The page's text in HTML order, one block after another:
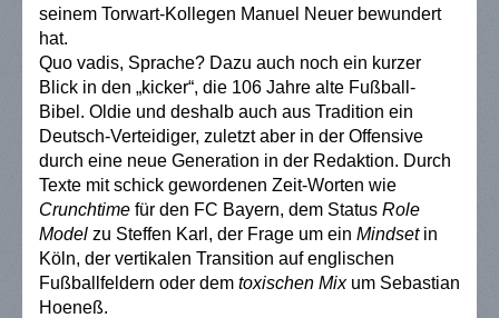
seinem Torwart-Kollegen Manuel Neuer bewundert
hat.
Quo vadis, Sprache? Dazu auch noch ein kurzer
Blick in den „kicker“, die 106 Jahre alte Fußball-
Bibel. Oldie und deshalb auch aus Tradition ein
Deutsch-Verteidiger, zuletzt aber in der Offensive
durch eine neue Generation in der Redaktion. Durch
Texte mit schick gewordenen Zeit-Worten wie
Crunchtime für den FC Bayern, dem Status Role
Model zu Steffen Karl, der Frage um ein Mindsetin
Köln, der vertikalen Transition auf englischen
Fußballfeldern oder dem toxischen Mixum Sebastian
Hoeneß.